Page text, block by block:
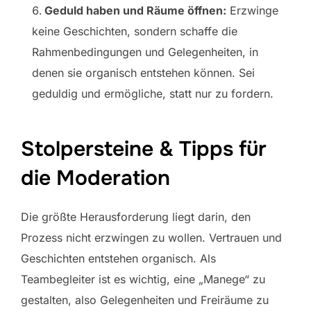
Geduld haben und Räume öffnen: Erzwinge
keine Geschichten, sondern schaffe die
Rahmenbedingungen und Gelegenheiten, in
denen sie organisch entstehen können. Sei
geduldig und ermögliche, statt nur zu fordern.
Stolpersteine & Tipps für
die Moderation
Die größte Herausforderung liegt darin, den
Prozess nicht erzwingen zu wollen. Vertrauen und
Geschichten entstehen organisch. Als
Teambegleiter ist es wichtig, eine „Manege“ zu
gestalten, also Gelegenheiten und Freiräume zu